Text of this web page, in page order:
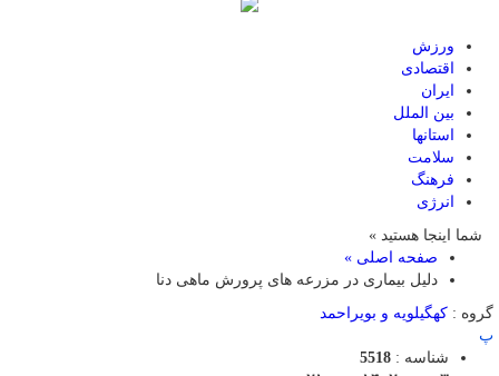
ورزش
اقتصادی
ایران
بین الملل
استانها
سلامت
فرهنگ
انرژی
شما اینجا هستید »
صفحه اصلی »
دلیل بیماری در مزرعه های پرورش ماهی دنا
گروه : کهگیلویه و بویراحمد
پ
شناسه : 5518